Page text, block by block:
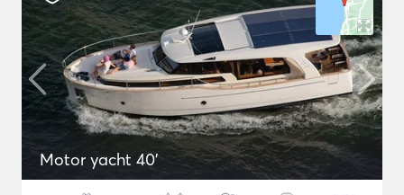
Motor yacht 40'